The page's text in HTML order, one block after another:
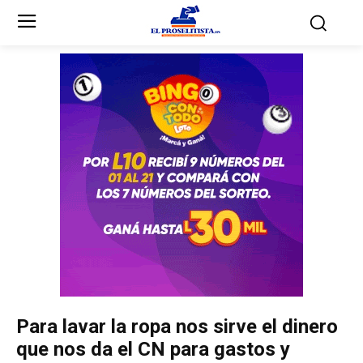
Partidos Políticos
Partido Liberal
Unificación Democrática
Anticorrupción
Partidos Políticos
Partido Liberal
Unificación Democrática
Anticorrupción
Para lavar la ropa nos sirve el dinero
que nos da el CN para gastos y